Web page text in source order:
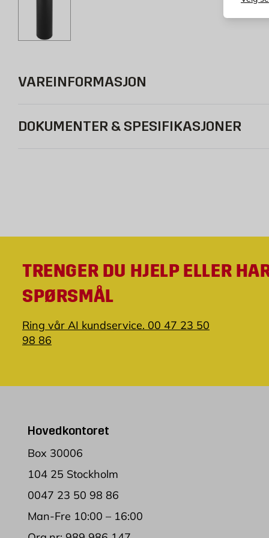
VAREINFORMASJON
DOKUMENTER & SPESIFIKASJONER
TRENGER DU HJELP ELLER
SPØRSMÅL
Ring vår AI kundservice. 00 47 23 50
98 86
Hovedkontoret
Box 30006
104 25 Stockholm
0047 23 50 98 86
Man-Fre 10:00 – 16:00